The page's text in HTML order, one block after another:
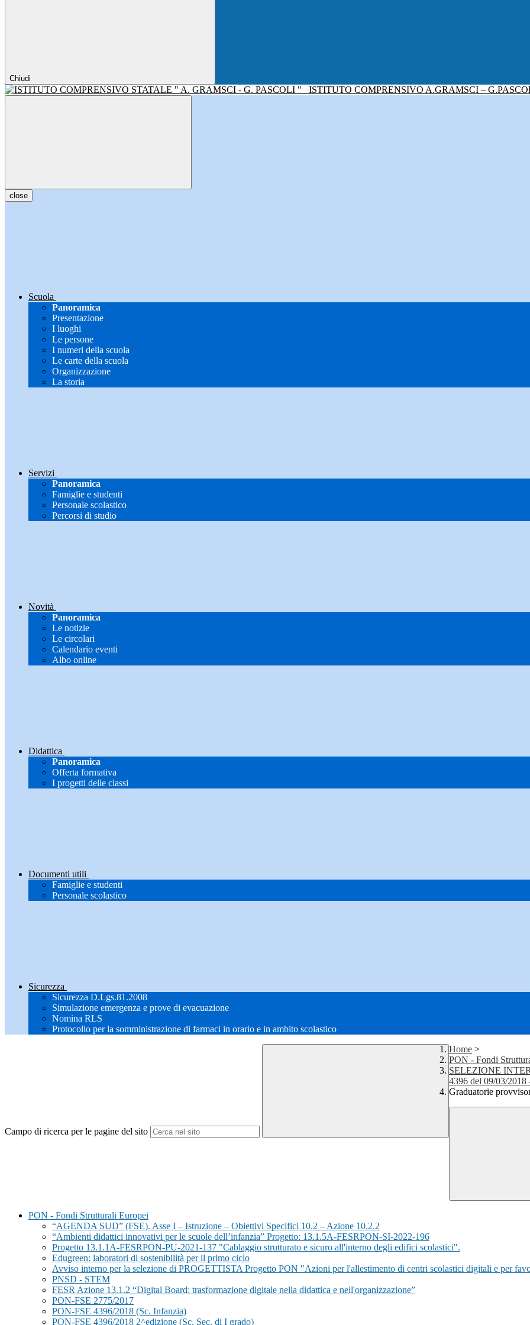
Chiudi
ISTITUTO COMPRENSIVO A.GRAMSCI –
close
Scuola
Panoramica
Presentazione
I luoghi
Le persone
I numeri della scuola
Le carte della scuola
Organizzazione
La storia
Servizi
Panoramica
Famiglie e studenti
Personale scolastico
Percorsi di studio
Novità
Panoramica
Le notizie
Le circolari
Calendario eventi
Albo online
Didattica
Panoramica
Offerta formativa
I progetti delle classi
Documenti utili
Famiglie e studenti
Personale scolastico
Sicurezza
Sicurezza D.Lgs.81.2008
Simulazione emergenza e prove di evacuazione
Nomina RLS
Protocollo per la somministrazione di farmaci in orario e in ambito scolastico
Campo di ricerca per le pagine del sito
Home >
PON - Fondi
SELEZIONE
4396 del 09/03/2018
Graduatorie
PON - Fondi Strutturali Europei
“AGENDA SUD” (FSE). Asse I – Istruzione – Obiettivi Specifici 10.2 – Azione 10.2.2
“Ambienti didattici innovativi per le scuole dell’infanzia” Progetto: 13.1.5A-FESRPON-SI-2022-196
Progetto 13.1.1A-FESRPON-PU-2021-137 "Cablaggio strutturato e sicuro all'interno degli edifici scolastici".
Edugreen: laboratori di sostenibilità per il primo ciclo
Avviso interno per la selezione di PROGETTISTA Progetto PON "Azioni per l'allestimento di centri scolastici digitali e per
PNSD - STEM
FESR Azione 13.1.2 “Digital Board: trasformazione digitale nella didattica e nell'organizzazione”
PON-FSE 2775/2017
PON-FSE 4396/2018 (Sc. Infanzia)
PON-FSE 4396/2018 2^edizione (Sc. Sec. di I grado)